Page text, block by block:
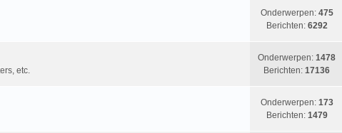
Onderwerpen: 475
Berichten: 6292
etc.
Onderwerpen:1478
Berichten:17136
Onderwerpen: 173
Berichten: 1479